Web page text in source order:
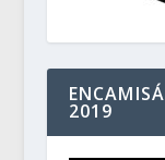
2019